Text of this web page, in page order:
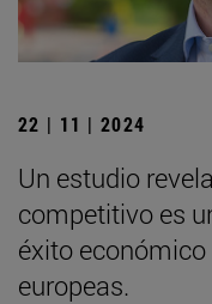
22 | 11 | 2024
Un estudio
competitivo es
éxito
europeas.